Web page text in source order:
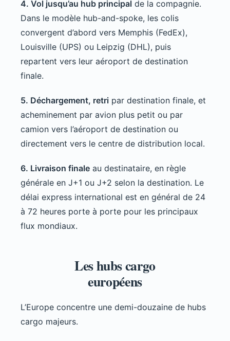
4. Vol jusqu’au hub principal de la compagnie.
Dans le modèle hub-and-spoke, les colis
convergent d’abord vers Memphis (FedEx),
Louisville (UPS) ou Leipzig (DHL), puis
repartent vers leur aéroport de destination
finale.
5. Déchargement, retri par destination finale, et
acheminement par avion plus petit ou par
camion vers l’aéroport de destination ou
directement vers le centre de distribution local.
6. Livraison finale au destinataire, en règle
générale en J+1 ou J+2 selon la destination. Le
délai express international est en général de 24
à 72 heures porte à porte pour les principaux
flux mondiaux.
Les hubs cargo
européens
L’Europe concentre une demi-douzaine de hubs
cargo majeurs.